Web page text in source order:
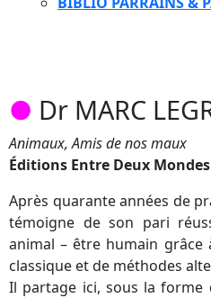
● Dr MARC
Animaux, Amis de nos maux
Éditions Entre Deux Mondes
Après quarante années de
témoigne de son pari
animal – être humain grâce
classique et de méthodes
Il partage ici, sous la forme